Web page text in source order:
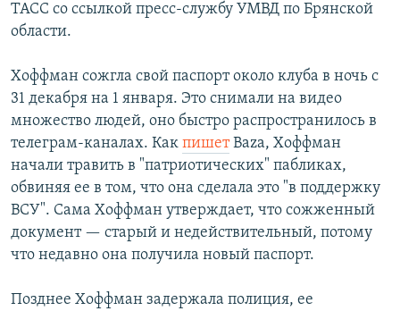
ТАСС со ссылкой пресс-службу УМВД по Брянской
области.
Хоффман сожгла свой паспорт около клуба в ночь с
31 декабря на 1 января. Это снимали на видео
множество людей, оно быстро распространилось в
телеграм-каналах. Как пишетBaza, Хоффман
начали травить в "патриотических" пабликах,
обвиняя ее в том, что она сделала это "в поддержку
ВСУ". Сама Хоффман утверждает, что сожженный
документ — старый и недействительный, потому
что недавно она получила новый паспорт.
Позднее Хоффман задержала полиция, ее